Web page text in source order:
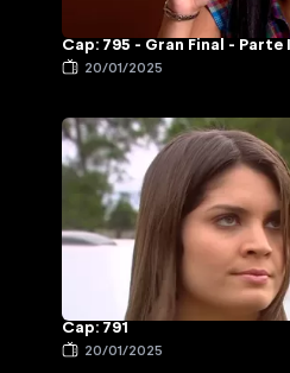
Cap: 795 - Gran Final - Parte II
20/01/2025
Cap: 791
20/01/2025